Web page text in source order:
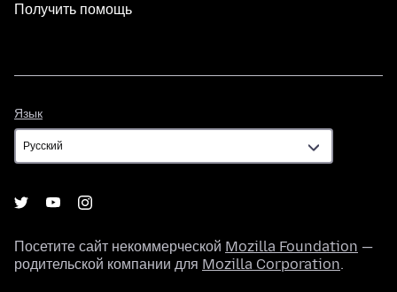
Получить помощь
Язык
Посетите сайт некоммерческой Mozilla Foundation —
родительской компании для Mozilla Corporation.